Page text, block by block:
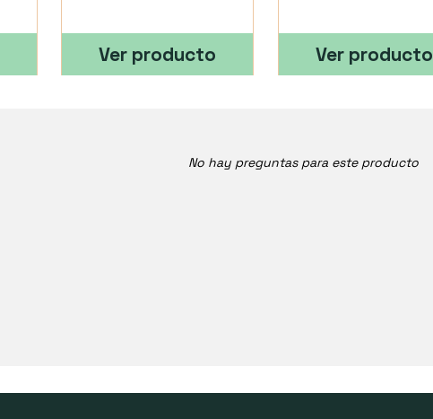
Ver producto Ver producto
No hay preguntas para este producto